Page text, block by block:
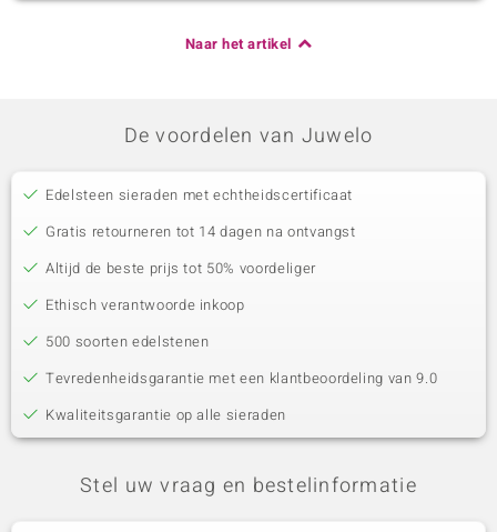
Naar het artikel
De voordelen van Juwelo
Edelsteen sieraden met echtheidscertificaat
Gratis retourneren tot 14 dagen na ontvangst
Altijd de beste prijs tot 50% voordeliger
Ethisch verantwoorde inkoop
500 soorten edelstenen
Tevredenheidsgarantie met een klantbeoordeling van 9.0
Kwaliteitsgarantie op alle sieraden
Stel uw vraag en bestelinformatie